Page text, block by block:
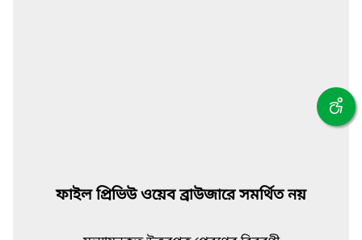
ফাইল প্রিভিউ ওয়েব ব্রাউজারে সমর্থিত নয়